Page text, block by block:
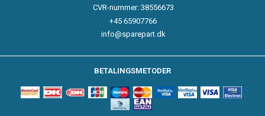
CVR-nummer: 38556673
+45 65907766
info@sparepart.dk
BETALINGSMETODER